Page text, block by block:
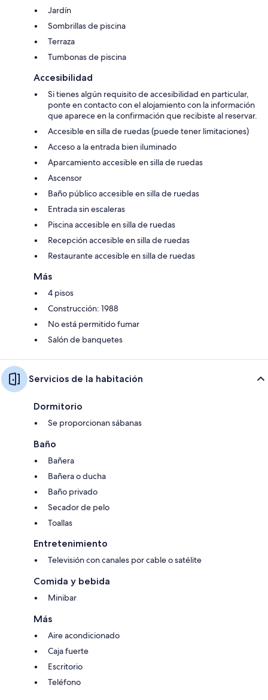
Jardín
Sombrillas de piscina
Terraza
Tumbonas de piscina
Accesibilidad
Si tienes algún requisito de accesibilidad en particular,
ponte en contacto con el alojamiento con la información
que aparece en la confirmación que recibiste al reservar.
Accesible en silla de ruedas (puede tener limitaciones)
Acceso a la entrada bien iluminado
Aparcamiento accesible en silla de ruedas
Ascensor
Baño público accesible en silla de ruedas
Entrada sin escaleras
Piscina accesible en silla de ruedas
Recepción accesible en silla de ruedas
Restaurante accesible en silla de ruedas
Más
4 pisos
Construcción: 1988
No está permitido fumar
Salón de banquetes
Servicios de la habitación
Dormitorio
Se proporcionan sábanas
Baño
Bañera
Bañera o ducha
Baño privado
Secador de pelo
Toallas
Entretenimiento
Televisión con canales por cable o satélite
Comida y bebida
Minibar
Más
Aire acondicionado
Caja fuerte
Escritorio
Teléfono